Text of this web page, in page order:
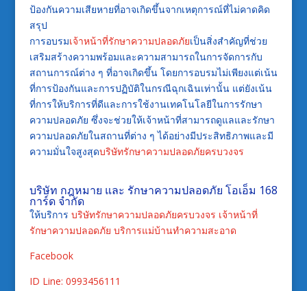
ป้องกันความเสียหายที่อาจเกิดขึ้นจากเหตุการณ์ที่ไม่คาดคิด
สรุป
การอบรมเจ้าหน้าที่รักษาความปลอดภัยเป็นสิ่งสำคัญที่ช่วย
เสริมสร้างความพร้อมและความสามารถในการจัดการกับ
สถานการณ์ต่าง ๆ ที่อาจเกิดขึ้น โดยการอบรมไม่เพียงแต่เน้น
ที่การป้องกันและการปฏิบัติในกรณีฉุกเฉินเท่านั้น แต่ยังเน้น
ที่การให้บริการที่ดีและการใช้งานเทคโนโลยีในการรักษา
ความปลอดภัย ซึ่งจะช่วยให้เจ้าหน้าที่สามารถดูแลและรักษา
ความปลอดภัยในสถานที่ต่าง ๆ ได้อย่างมีประสิทธิภาพและมี
ความมั่นใจสูงสุดบริษัทรักษาความปลอดภัยครบวงจร
บริษัท กฎหมาย และ รักษาความปลอดภัย โอเอ็ม 168
การ์ด จำกัด
ให้บริการ บริษัทรักษาความปลอดภัยครบวงจร เจ้าหน้าที่
รักษาความปลอดภัย บริการแม่บ้านทำความสะอาด
Facebook
ID Line: 0993456111